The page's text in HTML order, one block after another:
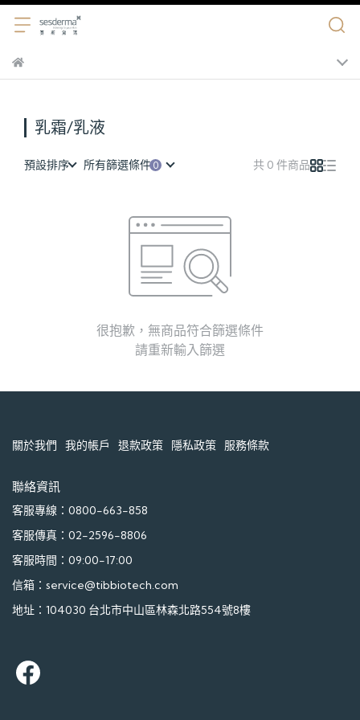
乳霜/乳液
預設排序 所有篩選條件 共 0 件商品
很抱歉，無商品符合篩選條件
請重新輸入篩選
關於我們 我的帳戶 退款政策 隱私政策 服務條款
聯絡資訊
客服專線：0800-663-858
客服傳真：02-2596-8806
客服時間：09:00-17:00
信箱：service@tibbiotech.com
地址：104030 台北市中山區林森北路554號8樓